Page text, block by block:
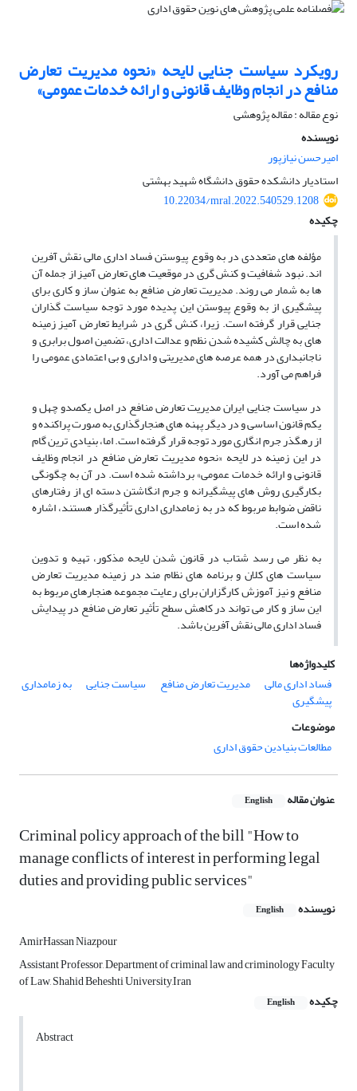
رویکرد سیاست جنایی لایحه «نحوه مدیریت تعارض
منافع در انجام وظایف قانونی و ارائه خدمات عمومی»
نوع مقاله : مقاله پژوهشی
نویسنده
امیرحسن نیازپور
استادیار دانشکده حقوق دانشگاه شهید بهشتی
10.22034/mral.2022.540529.1208
چکیده
مؤلفه های متعددی در به وقوع پیوستن فساد اداری مالی نقش آفرین
اند. نبود شفافیت و کنش گری در موقعیت های تعارض آمیز از جمله آن
ها به شمار می روند. مدیریت تعارض منافع به عنوان ساز و کاری برای
پیشگیری از به وقوع پیوستن این پدیده مورد توجه سیاست گذاران
جنایی قرار گرفته است. زیرا، کنش گری در شرایط تعارض آمیز زمینه
های به چالش کشیده شدن نظم و عدالت اداری، تضمین اصول برابری و
ناجانبداری در همه عرصه های مدیریتی و اداری و بی اعتمادی عمومی را
فراهم می آورد.
در سیاست جنایی ایران مدیریت تعارض منافع در اصل یکصدو چهل و
یکم قانون اساسی و در دیگر پهنه های هنجارگذاری به صورت پراکنده و
از رهگذر جرم انگاری مورد توجه قرار گرفته است. اما، بنیادی ترین گام
در این زمینه در لایحه «نحوه مدیریت تعارض منافع در انجام وظایف
قانونی و ارائه خدمات عمومی» برداشته شده است. در آن به چگونگی
بکارگیری روش های پیشگیرانه و جرم انگاشتن دسته ای از رفتارهای
ناقض ضوابط مربوط که در به زمامداری اداری تأثیرگذار هستند، اشاره
شده است.
به نظر می رسد شتاب در قانون شدن لایحه مذکور، تهیه و تدوین
سیاست های کلان و برنامه های نظام مند در زمینه مدیریت تعارض
منافع و نیز آموزش کارگزاران برای رعایت مجموعه هنجارهای مربوط به
این ساز و کار می تواند در کاهش سطح تأثیر تعارض منافع در پیدایش
فساد اداری مالی نقش آفرین باشد.
کلیدواژه‌ها
فساد اداری مالی
مدیریت تعارض منافع سیاست جنایی به زمامداری
پیشگیری
موضوعات
مطالعات بنیادین حقوق اداری
عنوان مقاله English
Criminal policy approach of the bill "How to
manage conflicts of interest in performing legal
duties and providing public services"
نویسنده English
AmirHassan Niazpour
Assistant Professor, Department of criminal law and criminology Faculty
of Law, Shahid Beheshti University,Iran
چکیده
English
Abstract